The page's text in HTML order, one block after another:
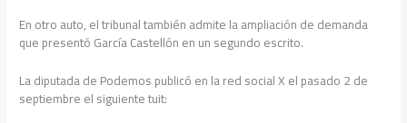
En otro auto, el tribunal también admite la ampliación de demanda
que presentó García Castellón en un segundo escrito.
La diputada de Podemos publicó en la red social X el pasado 2 de
septiembre el siguiente tuit: